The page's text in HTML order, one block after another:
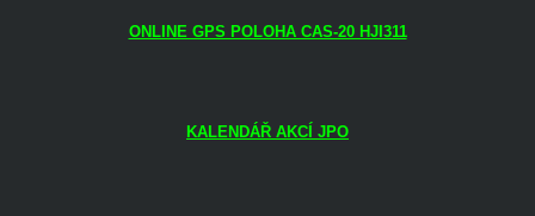
ONLINE GPS POLOHA CAS-20 HJI311
KALENDÁŘ AKCÍ JPO